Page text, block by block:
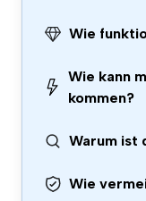
Wie
Wie kann
kommen?
Warum ist
Wie